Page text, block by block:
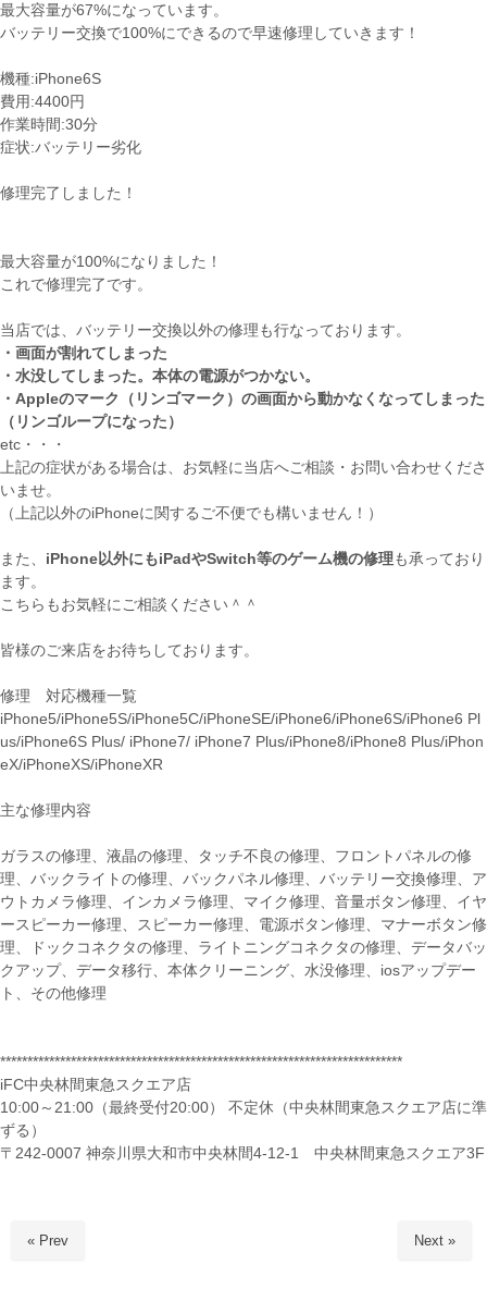
最大容量が67%になっています。
バッテリー交換で100%にできるので早速修理していきます！
機種:iPhone6S
費用:4400円
作業時間:30分
症状:バッテリー劣化
修理完了しました！
最大容量が100%になりました！
これで修理完了です。
当店では、バッテリー交換以外の修理も行なっております。
・画面が割れてしまった
・水没してしまった。本体の電源がつかない。
・Appleのマーク（リンゴマーク）の画面から動かなくなってしまった
（リンゴループになった）
etc・・・
上記の症状がある場合は、お気軽に当店へご相談・お問い合わせくださ
いませ。
（上記以外のiPhoneに関するご不便でも構いません！）
また、 iPhone以外にもiPadやSwitch等のゲーム機の修理も承っており
ます。
こちらもお気軽にご相談ください＾＾
皆様のご来店をお待ちしております。
修理 対応機種一覧
iPhone5/iPhone5S/iPhone5C/iPhoneSE/iPhone6/iPhone6S/iPhone6 Pl
us/iPhone6S Plus/ iPhone7/ iPhone7 Plus/iPhone8/iPhone8 Plus/iPhon
eX/iPhoneXS/iPhoneXR
主な修理内容
ガラスの修理、液晶の修理、タッチ不良の修理、フロントパネルの修
理、バックライトの修理、バックパネル修理、バッテリー交換修理、ア
ウトカメラ修理、インカメラ修理、マイク修理、音量ボタン修理、イヤ
ースピーカー修理、スピーカー修理、電源ボタン修理、マナーボタン修
理、ドックコネクタの修理、ライトニングコネクタの修理、データバッ
クアップ、データ移行、本体クリーニング、水没修理、iosアップデー
ト、その他修理
**************************************************************************
iFC中央林間東急スクエア店
10:00～21:00（最終受付20:00） 不定休（中央林間東急スクエア店に準
ずる）
〒242-0007 神奈川県大和市中央林間4-12-1 中央林間東急スクエア3F
« Prev Next »